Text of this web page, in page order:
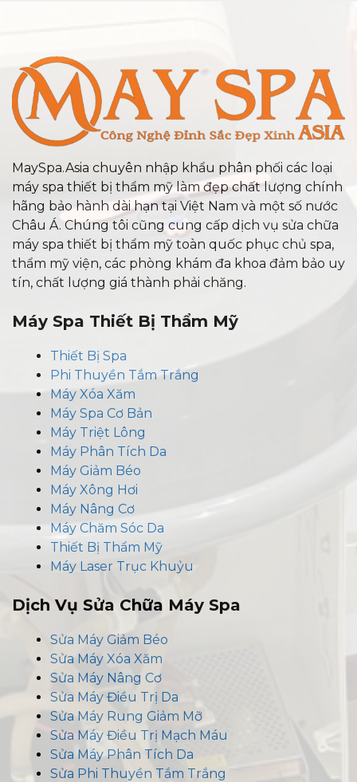
MaySpa.Asia chuyên nhập khẩu phân phối các loại
máy spa thiết bị thẩm mỹ làm đẹp chất lượng chính
hãng bảo hành dài hạn tại Việt Nam và một số nước
Châu Á. Chúng tôi cũng cung cấp dịch vụ sửa chữa
máy spa thiết bị thẩm mỹ toàn quốc phục chủ spa,
thẩm mỹ viện, các phòng khám đa khoa đảm bảo uy
tín, chất lượng giá thành phải chăng.
Máy Spa Thiết Bị Thẩm Mỹ
Thiết Bị Spa
Phi Thuyền Tắm Trắng
Máy Xóa Xăm
Máy Spa Cơ Bản
Máy Triệt Lông
Máy Phân Tích Da
Máy Giảm Béo
Máy Xông Hơi
Máy Nâng Cơ
Máy Chăm Sóc Da
Thiết Bị Thẩm Mỹ
Máy Laser Trục Khuỷu
Dịch Vụ Sửa Chữa Máy Spa
Sửa Máy Giảm Béo
Sửa Máy Xóa Xăm
Sửa Máy Nâng Cơ
Sửa Máy Điều Trị Da
Sửa Máy Rung Giảm Mỡ
Sửa Máy Điều Trị Mạch Máu
Sửa Máy Phân Tích Da
Sửa Phi Thuyền Tắm Trắng